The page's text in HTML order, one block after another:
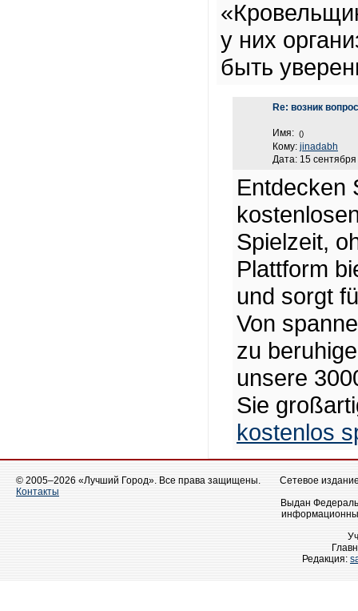
у них
быть
Re: возник
Имя: ()
Кому: jinadabh
Дата: 15
Entdecken
Spielzeit,
Plattform
und sorgt
Von
zu
unsere
Sie
kostenlos
© 2005–2026 «Лучший Город». Все права защищены.
Контакты
Сетевое
Выдан
Редакция: